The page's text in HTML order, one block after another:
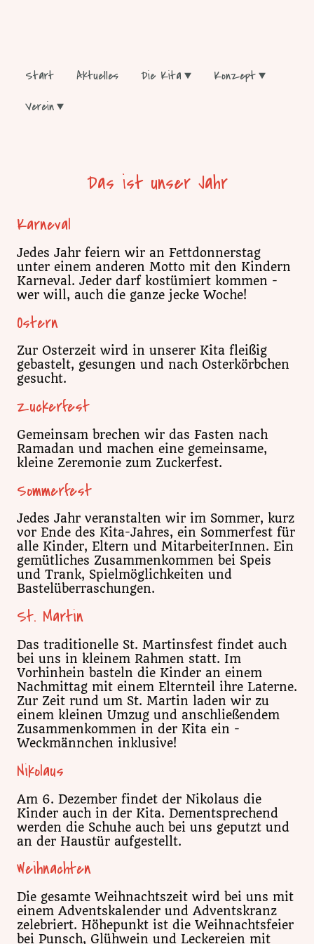
Start Aktuelles Die Kita
Konzept
Verein
Das ist unser Jahr
Karneval
Jedes Jahr feiern wir an Fettdonnerstag
unter einem anderen Motto mit den Kindern
Karneval. Jeder darf kostümiert kommen -
wer will, auch die ganze jecke Woche!
Ostern
Zur Osterzeit wird in unserer Kita fleißig
gebastelt, gesungen und nach Osterkörbchen
gesucht.
Zuckerfest
Gemeinsam brechen wir das Fasten nach
Ramadan und machen eine gemeinsame,
kleine Zeremonie zum Zuckerfest.
Sommerfest
Jedes Jahr veranstalten wir im Sommer, kurz
vor Ende des Kita-Jahres, ein Sommerfest für
alle Kinder, Eltern und MitarbeiterInnen. Ein
gemütliches Zusammenkommen bei Speis
und Trank, Spielmöglichkeiten und
Bastelüberraschungen.
St. Martin
Das traditionelle St. Martinsfest findet auch
bei uns in kleinem Rahmen statt. Im
Vorhinhein basteln die Kinder an einem
Nachmittag mit einem Elternteil ihre Laterne.
Zur Zeit rund um St. Martin laden wir zu
einem kleinen Umzug und anschließendem
Zusammenkommen in der Kita ein -
Weckmännchen inklusive!
Nikolaus
Am 6. Dezember findet der Nikolaus die
Kinder auch in der Kita. Dementsprechend
werden die Schuhe auch bei uns geputzt und
an der Haustür aufgestellt.
Weihnachten
Die gesamte Weihnachtszeit wird bei uns mit
einem Adventskalender und Adventskranz
zelebriert. Höhepunkt ist die Weihnachtsfeier
bei Punsch, Glühwein und Leckereien mit